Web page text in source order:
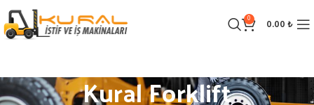
0 0.00₺
Kural Forklift